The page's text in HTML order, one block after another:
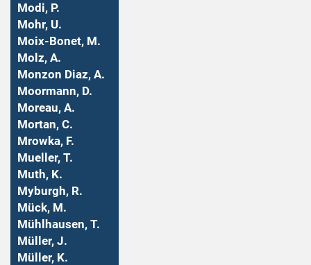
Modi, P.
Mohr, U.
Moix-Bonet, M.
Molz, A.
Monzon Diaz, A.
Moormann, D.
Moreau, A.
Mortan, C.
Mrowka, F.
Mueller, T.
Muth, K.
Myburgh, R.
Mück, M.
Mühlhausen, T.
Müller, J.
Müller, K.